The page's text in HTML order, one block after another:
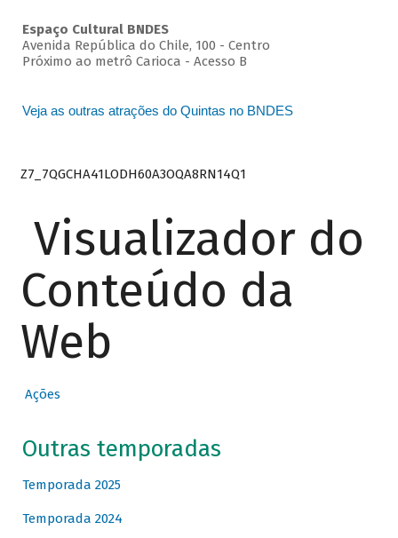
Espaço Cultural BNDES
Avenida República do Chile, 100 - Centro
Próximo ao metrô Carioca - Acesso B
Veja as outras atrações do Quintas no BNDES
Z7_7QGCHA41LODH60A3OQA8RN14Q1
Visualizador do
Conteúdo da
Web
Ações
Outras temporadas
Temporada 2025
Temporada 2024